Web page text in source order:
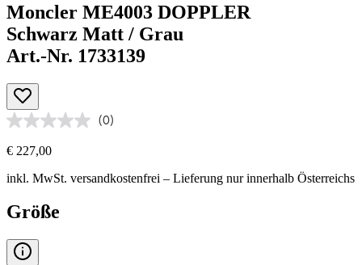
Moncler ME4003 DOPPLER
Schwarz Matt / Grau
Art.-Nr. 1733139
(0)
€ 227,00
inkl. MwSt. versandkostenfrei – Lieferung nur innerhalb Österreichs
Größe